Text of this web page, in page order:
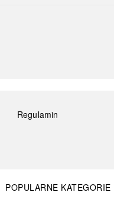
Regulamin
POPULARNE KATEGORIE